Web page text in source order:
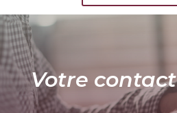
Votre contact